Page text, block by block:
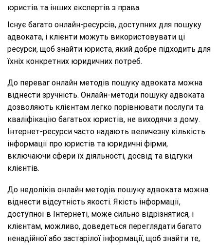
юристів та інших експертів з права.
Існує багато онлайн-ресурсів, доступних для пошуку
адвоката, і клієнти можуть використовувати ці
ресурси, щоб знайти юриста, який добре підходить для
їхніх конкретних юридичних потреб.
До переваг онлайн методів пошуку адвоката можна
віднести зручність. Онлайн-методи пошуку адвоката
дозволяють клієнтам легко порівнювати послуги та
кваліфікацію багатьох юристів, не виходячи з дому.
Інтернет-ресурси часто надають величезну кількість
інформації про юристів та юридичні фірми,
включаючи сфери їх діяльності, досвід та відгуки
клієнтів.
До недоліків онлайн методів пошуку адвоката можна
віднести відсутність якості. Якість інформації,
доступної в Інтернеті, може сильно відрізнятися, і
клієнтам, можливо, доведеться переглядати багато
ненадійної або застарілої інформації, щоб знайти те,